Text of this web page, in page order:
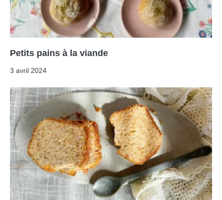
Petits pains à la viande
3 avril 2024